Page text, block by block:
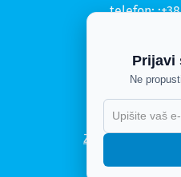
telefon:
Politika
Politika
Zahtjev za
Prijavi
Ne